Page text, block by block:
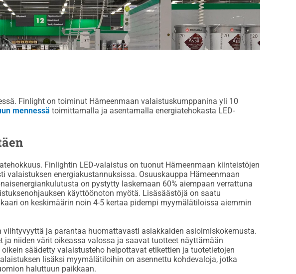
Finlight on toiminut Hämeenmaan valaistuskumppanina yli 10
mennessä toimittamalla ja asentamalla energiatehokasta LED-
Finlightin LED-valaistus on tuonut Hämeenmaan kiinteistöjen
energiakustannuksissa. Osuuskauppa Hämeenmaan
on pystytty laskemaan 60% aiempaan verrattuna
käyttöönoton myötä. Lisäsäästöjä on saatu
on keskimäärin noin 4-5 kertaa pidempi myymälätiloissa aiemmin
ja parantaa huomattavasti asiakkaiden asioimiskokemusta.
niiden värit oikeassa valossa ja saavat tuotteet näyttämään
säädetty valaistusteho helpottavat etikettien ja tuotetietojen
lisäksi myymälätiloihin on asennettu kohdevaloja, jotka
haluttuun paikkaan.